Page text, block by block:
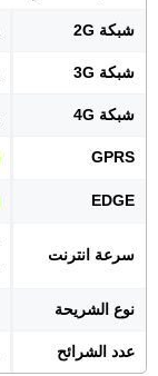
شبكة 2G
شبكة 3G
شبكة 4G
GPRS
EDGE
سرعة انترنت
نوع الشريحة
عدد الشرائح